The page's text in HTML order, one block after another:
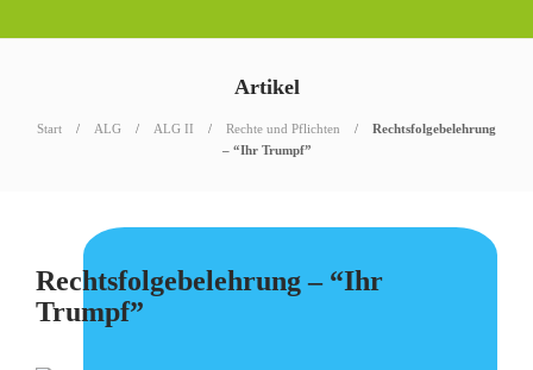
Artikel
Start ALG ALG II Rechte und Pflichten
Rechtsfolgebelehrung
– “Ihr Trumpf”
Rechtsfolgebelehrung – “Ihr
Trumpf”